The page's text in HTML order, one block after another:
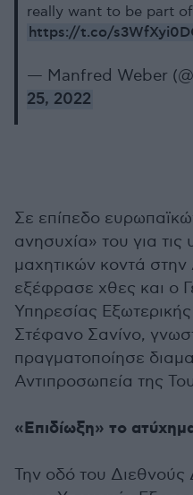
really want to be part
https://t.co/
— Manfred Weber
25, 2022
Σε επίπεδο
ανησυχία» του για τις
μαχητικών κοντά
εξέφρασε χθες και ο
Υπηρεσίας
Στέφανο Σανίνο,
πραγματοποίησε
Αντιπροσωπεία της
«Επιδίωξη» το
Την οδό του Διεθνούς